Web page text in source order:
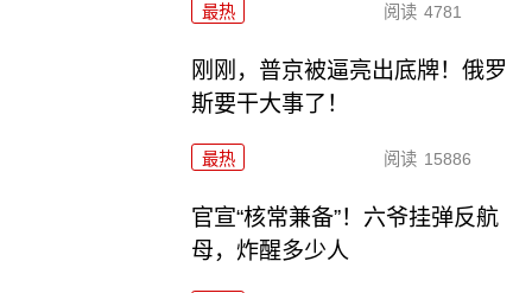
最热 阅读 4781
刚刚，普京被逼亮出底牌！俄罗
斯要干大事了！
最热 阅读 15886
官宣“核常兼备”！六爷挂弹反航
母，炸醒多少人